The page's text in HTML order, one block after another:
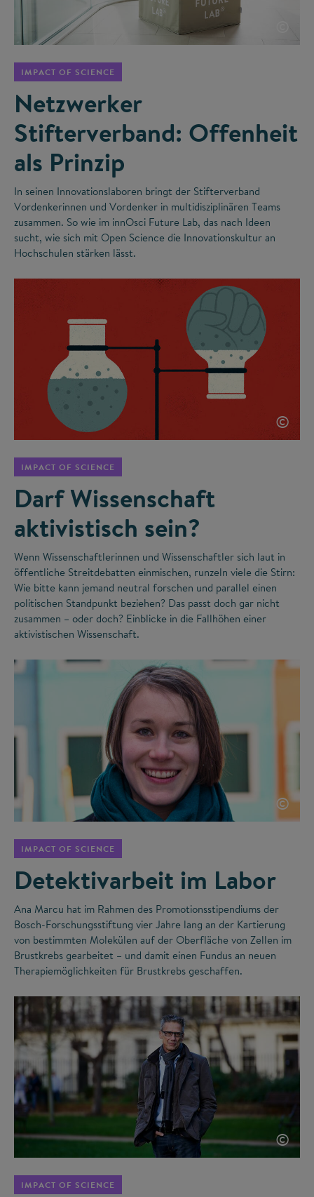
IMPACT OF SCIENCE
Netzwerker
Stifterverband: Offenheit
als Prinzip
In seinen Innovationslaboren bringt der Stifterverband
Vordenkerinnen und Vordenker in multidisziplinären Teams
zusammen. So wie im innOsci Future Lab, das nach Ideen
sucht, wie sich mit Open Science die Innovationskultur an
Hochschulen stärken lässt.
©
IMPACT OF SCIENCE
Darf Wissenschaft
aktivistisch sein?
Wenn Wissenschaftlerinnen und Wissenschaftler sich laut in
öffentliche Streitdebatten einmischen, runzeln viele die Stirn:
Wie bitte kann jemand neutral forschen und parallel einen
politischen Standpunkt beziehen? Das passt doch gar nicht
zusammen – oder doch? Einblicke in die Fallhöhen einer
aktivistischen Wissenschaft.
©
IMPACT OF SCIENCE
Detektivarbeit im Labor
Ana Marcu hat im Rahmen des Promotionsstipendiums der
Bosch-Forschungsstiftung vier Jahre lang an der Kartierung
von bestimmten Molekülen auf der Oberfläche von Zellen im
Brustkrebs gearbeitet – und damit einen Fundus an neuen
Therapiemöglichkeiten für Brustkrebs geschaffen.
©
IMPACT OF SCIENCE